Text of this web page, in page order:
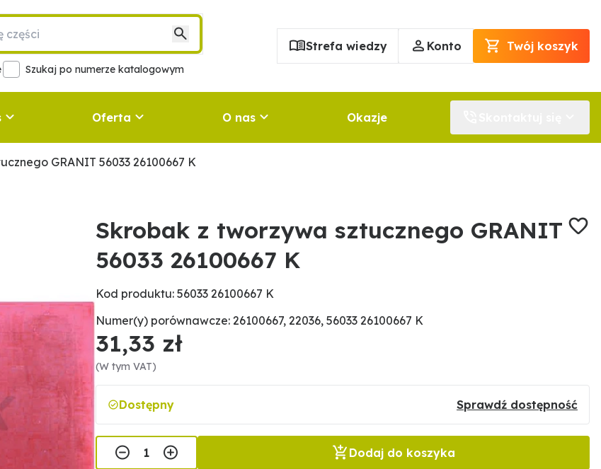
Szukaj po numerze katalogowym
Strefa wiedzy Konto Twój koszyk
Oferta O nas Okazje
GRANIT 56033 26100667 K
Skrobak z tworzywa sztucznego GRANIT
56033 26100667 K
Kod produktu: 56033 26100667 K
Numer(y) porównawcze: 26100667, 22036, 56033 26100667 K
31,33 zł
(W tym VAT)
Dostępny Sprawdź dostępność
Dodaj do koszyka